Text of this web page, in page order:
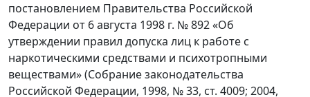
постановлением Правительства Российской
Федерации от 6 августа 1998 г. № 892 «Об
утверждении правил допуска лиц к работе с
наркотическими средствами и психотропными
веществами» (Собрание законодательства
Российской Федерации, 1998, № 33, ст. 4009; 2004,